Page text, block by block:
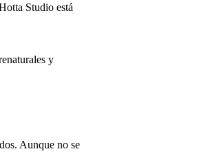
Studio está
y
Aunque no se